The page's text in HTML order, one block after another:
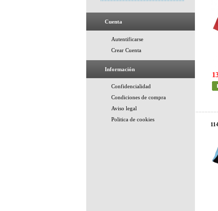
Cuenta
Autentificarse
Crear Cuenta
Información
Confidencialidad
Condiciones de compra
Aviso legal
Politica de cookies